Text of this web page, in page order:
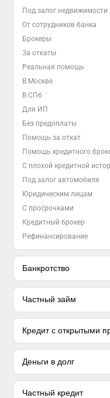
Под залог недвижимости
От сотрудников банка
Брокеры
За откаты
Реальная помощь
В Москве
В СПб
Для ИП
Без предоплаты
Помощь за откат
Помощь кредитного
С плохой кредитной
Под залог автомобиля
Юридическим лицам
С просрочками
Кредитный брокер
Рефинансирование
Банкротство
Частный займ
Кредит с открытыми
Деньги в долг
Частный кредит